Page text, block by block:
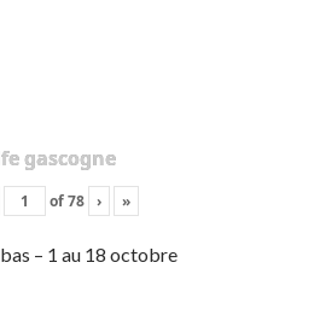
gascogne
of78 › »
– 1 au 18 octobre